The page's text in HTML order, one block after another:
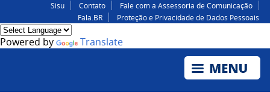
Sisu Contato
Fale com a Assessoria de Comunicação
Fala.BR
Proteção e Privacidade de Dados Pessoais
Powered by Translate